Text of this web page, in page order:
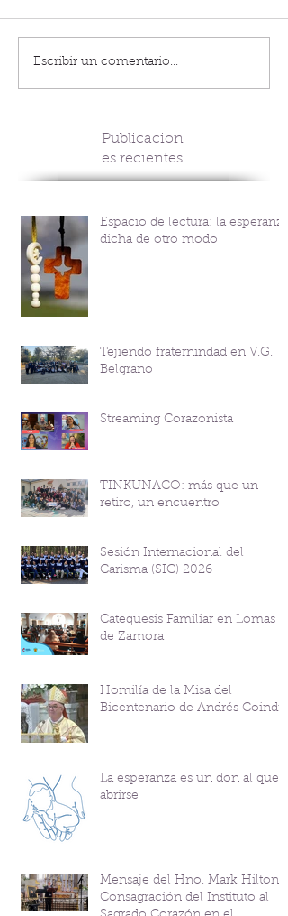
Escribir un comentario...
Publicacion
es recientes
Espacio de lectura: la esperanza
dicha de otro modo
Tejiendo fraternindad en V.G.
Belgrano
Streaming Corazonista
TINKUNACO: más que un
retiro, un encuentro
Sesión Internacional del
Carisma (SIC) 2026
Catequesis Familiar en Lomas
de Zamora
Homilía de la Misa del
Bicentenario de Andrés Coindre
La esperanza es un don al que
abrirse
Mensaje del Hno. Mark Hilton y
Consagración del Instituto al